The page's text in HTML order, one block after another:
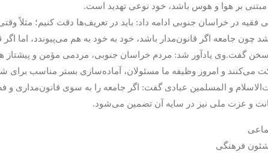
بر هوا و هوس باشد، خود نوعی تهدید است.
فقیه در خراسان جنوبی ادامه داد: باید در تعریف‌ها دقت کنیم؛ مثلاً
چون جامعه اگر قانون‌مدار باشد، خود به خود به هم می‌پیوندد، اما
گفت.وی یادآور شد: مردم خراسان جنوبی، مردمی مؤمن و پیشتاز
می‌کنند و امروز وظیفه ما مسئولان، آماده‌سازی بستر مناسب
و المسلمین عبادی گفت: اگر جامعه را به سوی قانون‌مداری
و عزت ملی نیز در سایه آن تضمین می‌شود.
فرهنگی